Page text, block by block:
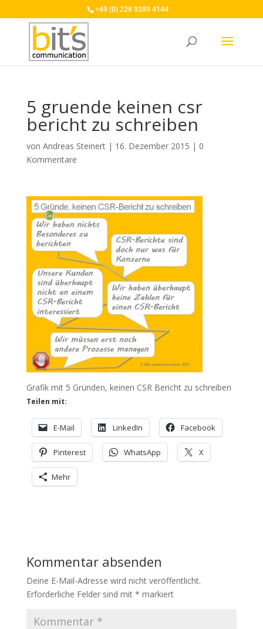
+49 (0) 228 9289 4144
5 gruende keinen csr
bericht zu schreiben
von Andreas Steinert| 16. Dezember 2015 | 0
Kommentare
Grafik mit 5 Gründen, keinen CSR Bericht zu schreiben
Teilen mit:
E-Mail LinkedIn Facebook
Pinterest WhatsApp X
Mehr
Kommentar absenden
Deine E-Mail-Adresse wird nicht veröffentlicht.
Erforderliche Felder sind mit * markiert